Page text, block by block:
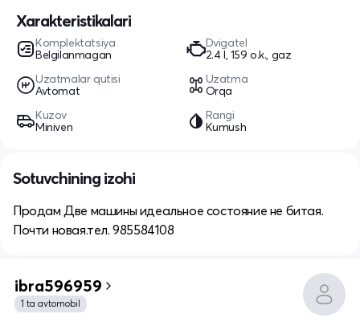
Xarakteristikalari
Komplektatsiya
Belgilanmagan
Dvigatel
2.4 l, 159 o.k., gaz
Uzatmalar qutisi
Avtomat
Uzatma
Orqa
Kuzov
Miniven
Rangi
Kumush
Sotuvchining izohi
Продам Две машины идеальное состояние не битая.
Почти новая.тел. 985584108
ibra596959
1 ta avtomobil